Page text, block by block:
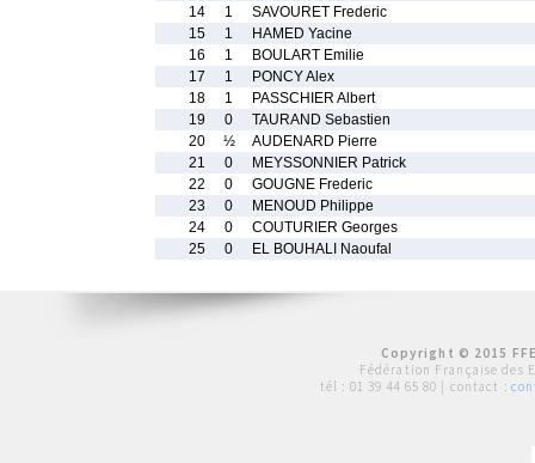
14
1
SAVOURET Frederic
15
1
HAMED Yacine
16
1
BOULART Emilie
17
1
PONCY Alex
18
1
PASSCHIER Albert
19
0
TAURAND Sebastien
20
½
AUDENARD Pierre
21
0
MEYSSONNIER Patrick
22
0
GOUGNE Frederic
23
0
MENOUD Philippe
24
0
COUTURIER Georges
25
0 EL BOUHALI Naoufal
Copyright © 2015
Fédération Française des
tél : 01 39 44 65 80 | contact :